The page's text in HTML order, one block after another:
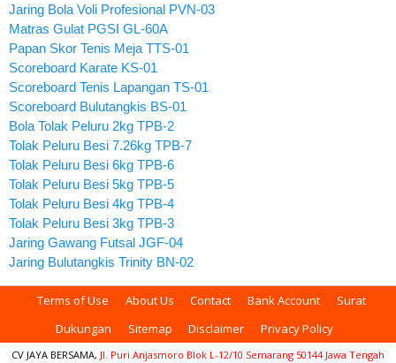
Jaring Bola Voli Profesional PVN-03
Matras Gulat PGSI GL-60A
Papan Skor Tenis Meja TTS-01
Scoreboard Karate KS-01
Scoreboard Tenis Lapangan TS-01
Scoreboard Bulutangkis BS-01
Bola Tolak Peluru 2kg TPB-2
Tolak Peluru Besi 7.26kg TPB-7
Tolak Peluru Besi 6kg TPB-6
Tolak Peluru Besi 5kg TPB-5
Tolak Peluru Besi 4kg TPB-4
Tolak Peluru Besi 3kg TPB-3
Jaring Gawang Futsal JGF-04
Jaring Bulutangkis Trinity BN-02
Terms of Use About Us Contact Bank Account
Surat
Dukungan
Sitemap Disclaimer Privacy Policy
CV JAYA BERSAMA, Jl. Puri Anjasmoro Blok L-12/10 Semarang 50144 Jawa Tengah